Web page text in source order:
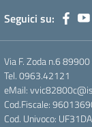
Seguici su:
Via F. Zoda n.6
Tel. 0963.42121
eMail:
Cod.Fiscale:
Cod. Univoco: